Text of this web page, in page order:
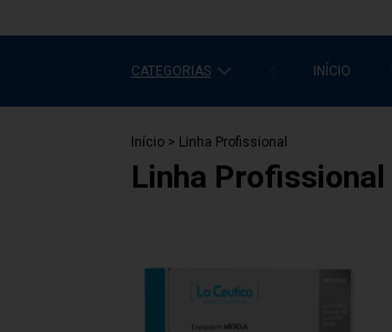
CATEGORIAS INÍCIO
Início > Linha Profissional
Linha Profissional